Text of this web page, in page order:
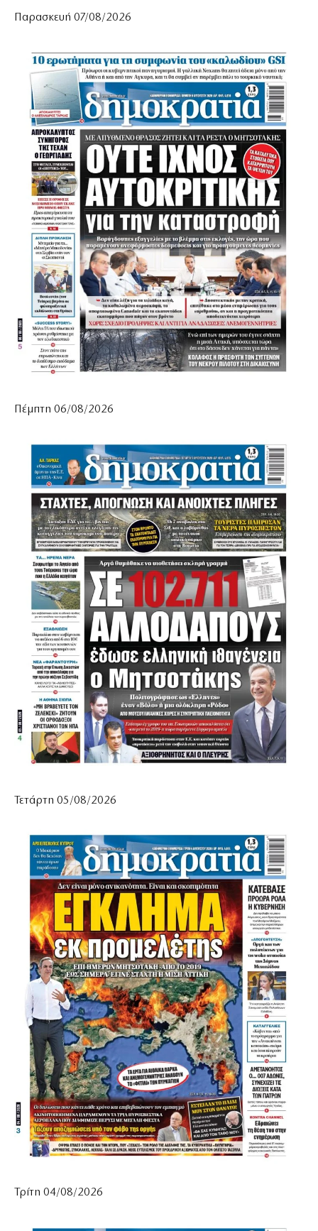
Παρασκευή 07/08/2026
Πέμπτη 06/08/2026
Τετάρτη 05/08/2026
Τρίτη 04/08/2026